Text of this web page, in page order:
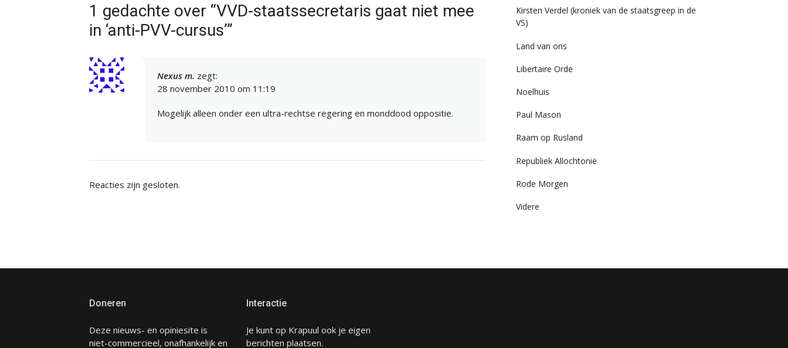
1 gedachte over “VVD-staatssecretaris gaat niet mee
in ‘anti-PVV-cursus’”
Nexus m. zegt:
28 november 2010 om 11:19
Mogelijk alleen onder een ultra-rechtse regering en monddood oppositie.
Reacties zijn gesloten.
Kirsten Verdel (kroniek van de staatsgreep in de
VS)
Land van ons
Libertaire Orde
Noelhuis
Paul Mason
Raam op Rusland
Republiek Allochtonië
Rode Morgen
Videre
Doneren
Deze nieuws- en opiniesite is
niet-commercieel, onafhankelijk en
Interactie
Je kunt op Krapuul ook je eigen
berichten plaatsen.